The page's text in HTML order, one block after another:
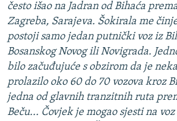
često išao na Jadran od Bihaća
Zagreba, Sarajeva. Šokirala me
postoji samo jedan putnički voz iz
Bosanskog Novog ili Novigrada.
bilo začuđujuće s obzirom da je
prolazilo oko 60 do 70 vozova kroz
jedna od glavnih tranzitnih ruta
Beču... Čovjek je mogao sjesti na